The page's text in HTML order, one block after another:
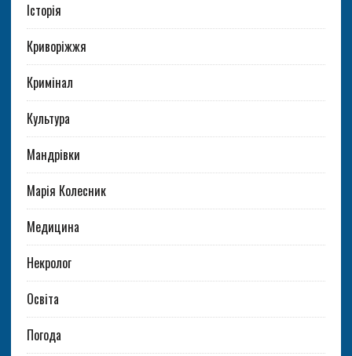
Історія
Криворіжжя
Кримінал
Культура
Мандрівки
Марія Колесник
Медицина
Некролог
Освіта
Погода